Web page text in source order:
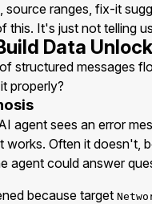
source ranges, fix-it
this. It's just not telling
Data
structured messages
properly?
agent sees an error
works. Often it
agent could answer
because target